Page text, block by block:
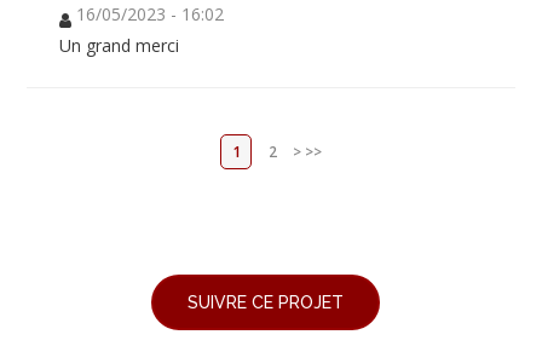
16/05/2023 - 16:02
Un grand merci
1 2 > >>